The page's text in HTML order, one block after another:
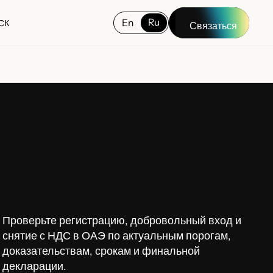
En Ru Связаться
Проверьте регистрацию, добровольный вход и
снятие с НДС в ОАЭ по актуальным порогам,
доказательствам, срокам и финальной
декларации.